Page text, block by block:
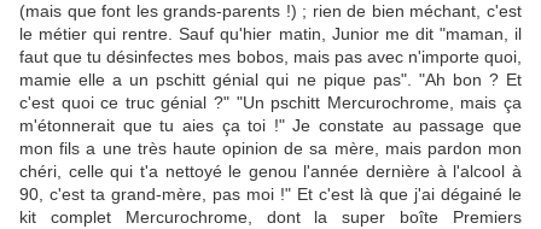
(mais que font les grands-parents !) ; rien de bien méchant, c'est
le métier qui rentre. Sauf qu'hier matin, Junior me dit "maman, il
faut que tu désinfectes mes bobos, mais pas avec n'importe quoi,
mamie elle a un pschitt génial qui ne pique pas". "Ah bon ? Et
c'est quoi ce truc génial ?" "Un pschitt Mercurochrome, mais ça
m'étonnerait que tu aies ça toi !" Je constate au passage que
mon fils a une très haute opinion de sa mère, mais pardon mon
chéri, celle qui t'a nettoyé le genou l'année dernière à l'alcool à
90, c'est ta grand-mère, pas moi !" Et c'est là que j'ai dégainé le
kit complet Mercurochrome, dont la super boîte Premiers